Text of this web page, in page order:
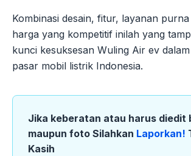
Kombinasi desain, fitur, layanan
harga yang kompetitif inilah yang
kunci kesuksesan Wuling Air ev
pasar mobil listrik Indonesia.
Jika keberatan atau harus diedit
maupun foto Silahkan Laporkan!
Kasih